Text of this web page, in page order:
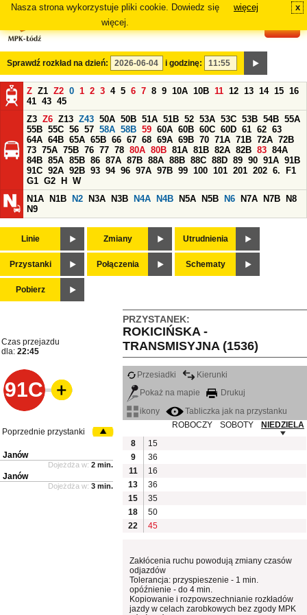
Nasza strona wykorzystuje pliki cookie. Dowiedz się
więcej.
więcej x
Sprawdź rozkład na dzień: i godzinę:
Z Z1 Z2 0 1 2 3 4 5 6 7 8 9 10A 10B 11 12 13 14 15 16
41 43 45
Z3 Z6 Z13 Z43 50A 50B 51A 51B 52 53A 53C 53B 54B 55A
55B 55C 56 57 58A 58B 59 60A 60B 60C 60D 61 62 63
64A 64B 65A 65B 66 67 68 69A 69B 70 71A 71B 72A 72B
73 75A 75B 76 77 78 80A 80B 81A 81B 82A 82B 83 84A
84B 85A 85B 86 87A 87B 88A 88B 88C 88D 89 90 91A 91B
91C 92A 92B 93 94 96 97A 97B 99 100 101 201 202 6.
F1
G1 G2 H
W
N1A
N1B N2 N3A N3B N4A N4B N5A N5B N6 N7A N7B
N8
N9
Linie Zmiany Utrudnienia
Przystanki Połączenia Schematy
Pobierz
PRZYSTANEK:
ROKICIŃSKA -
TRANSMISYJNA (1536)
Czas przejazdu
dla: 22:45
91C
Przesiadki
Kierunki
Pokaż na mapie
Drukuj
ikony
Tabliczka jak na przystanku
ROBOCZY
SOBOTY
NIEDZIELA
8
15
9
36
11
16
13
36
15
35
18
50
22
45
Zakłócenia ruchu powodują zmiany czasów
odjazdów
Tolerancja: przyspieszenie - 1 min.
opóźnienie - do 4 min.
Kopiowanie i rozpowszechnianie rozkładów
jazdy w celach zarobkowych bez zgody MPK
Poprzednie przystanki
Janów
Dojeżdża w: 2 min.
Janów
Dojeżdża w: 3 min.